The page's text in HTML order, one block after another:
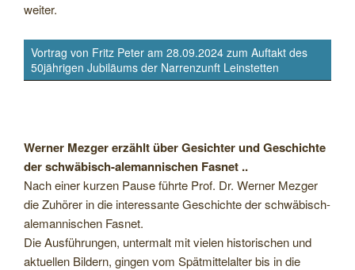
weiter.
Vortrag von Fritz Peter am 28.09.2024 zum Auftakt des
50jährigen Jubiläums der Narrenzunft Leinstetten
Werner Mezger erzählt über Gesichter und Geschichte
der schwäbisch-alemannischen Fasnet ..
Nach einer kurzen Pause führte Prof. Dr. Werner Mezger
die Zuhörer in die interessante Geschichte der schwäbisch-
alemannischen Fasnet.
Die Ausführungen, untermalt mit vielen historischen und
aktuellen Bildern, gingen vom Spätmittelalter bis in die